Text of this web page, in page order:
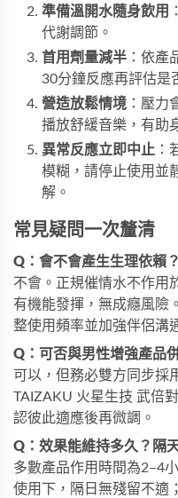
準備溫開水隨身飲用
代謝調節。
首用劑量減半 ：依產
30分鐘反應再評估是
營造放鬆情境 ：壓力
播放舒緩音樂，有助
異常反應立即中止 ：
模糊，請停止使用並
解。
常見疑問一次釐清
Q：會不會產生生理依賴？
不會。正規催情水不作用
有機能發揮，無成癮風險
整使用頻率並加強伴侶溝
Q：可否與男性增強產品
可以，但務必雙方同步採
TAIZAKU 火星生技 武倍
認彼此適應後再微調。
Q：效果能維持多久？隔
多數產品作用時間為2–4
使用下，隔日無殘留不適